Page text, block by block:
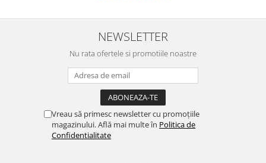
NEWSLETTER
Nu rata ofertele si promotiile noastre
Vreau să primesc newsletter cu promoțiile
magazinului. Află mai multe în Politica de
Confidentialitate